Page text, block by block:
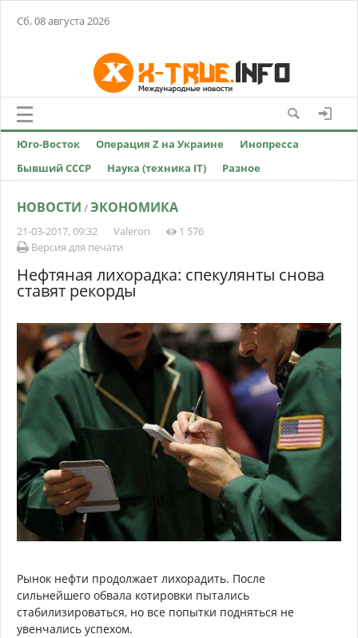
Сб, 08 августа 2026
Юго-Восток Операция Z на Украине
Инопресса
Бывший СССР
Наука (техника IT) Разное
НОВОСТИ /ЭКОНОМИКА
21-03-2017, 09:32 Valeron
1 576
Версия для печати
Нефтяная лихорадка: спекулянты снова
ставят рекорды
Рынок нефти продолжает лихорадить. После
сильнейшего обвала котировки пытались
стабилизироваться, но все попытки подняться не
увенчались успехом.